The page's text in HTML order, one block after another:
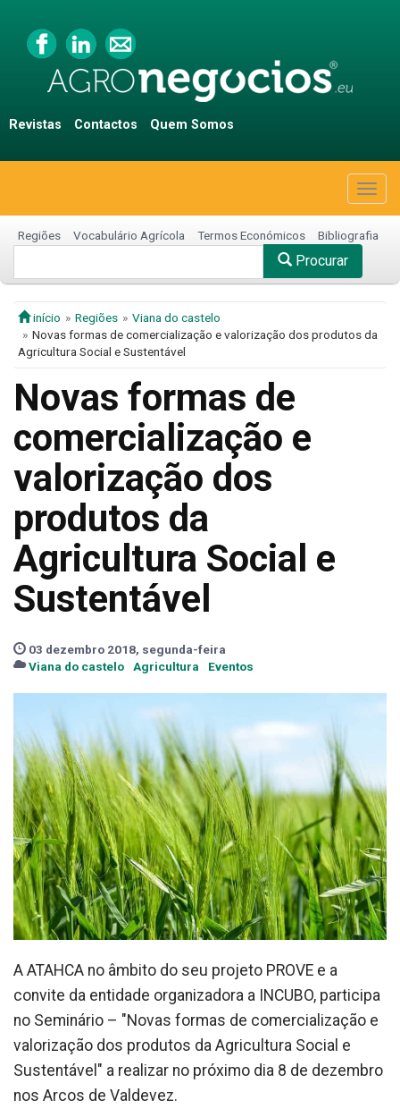
Revistas Contactos Quem Somos
Regiões Vocabulário Agrícola Termos Económicos Bibliografia
Procurar
início Regiões
Viana do castelo
Novas formas de comercialização e valorização dos produtos da
Agricultura Social e Sustentável
Novas formas de
comercialização e
valorização dos
produtos da
Agricultura Social e
Sustentável
03 dezembro 2018, segunda-feira
Viana do castelo
Agricultura Eventos
A ATAHCA no âmbito do seu projeto PROVE e a
convite da entidade organizadora a INCUBO, participa
no Seminário – "Novas formas de comercialização e
valorização dos produtos da Agricultura Social e
Sustentável" a realizar no próximo dia 8 de dezembro
nos Arcos de Valdevez.